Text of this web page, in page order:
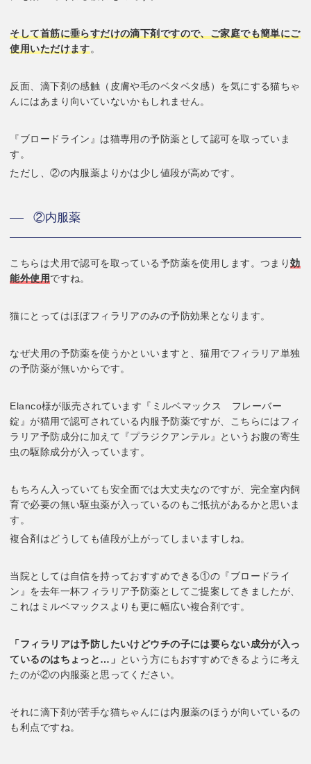
そして首筋に垂らすだけの滴下剤ですので、ご家庭でも簡単にご
使用いただけます。
反面、滴下剤の感触（皮膚や毛のベタベタ感）を気にする猫ちゃ
んにはあまり向いていないかもしれません。
『ブロードライン』は猫専用の予防薬として認可を取っていま
す。
ただし、②の内服薬よりかは少し値段が高めです。
②内服薬
こちらは犬用で認可を取っている予防薬を使用します。つまり効
能外使用ですね。
猫にとってはほぼフィラリアのみの予防効果となります。
なぜ犬用の予防薬を使うかといいますと、猫用でフィラリア単独
の予防薬が無いからです。
Elanco様が販売されています『ミルベマックス フレーバー
錠』が猫用で認可されている内服予防薬ですが、こちらにはフィ
ラリア予防成分に加えて『プラジクアンテル』というお腹の寄生
虫の駆除成分が入っています。
もちろん入っていても安全面では大丈夫なのですが、完全室内飼
育で必要の無い駆虫薬が入っているのもご抵抗があるかと思いま
す。
複合剤はどうしても値段が上がってしまいますしね。
当院としては自信を持っておすすめできる①の『ブロードライ
ン』を去年一杯フィラリア予防薬としてご提案してきましたが、
これはミルベマックスよりも更に幅広い複合剤です。
「フィラリアは予防したいけどウチの子には要らない成分が入っ
ているのはちょっと…」 という方にもおすすめできるように考え
たのが②の内服薬と思ってください。
それに滴下剤が苦手な猫ちゃんには内服薬のほうが向いているの
も利点ですね。